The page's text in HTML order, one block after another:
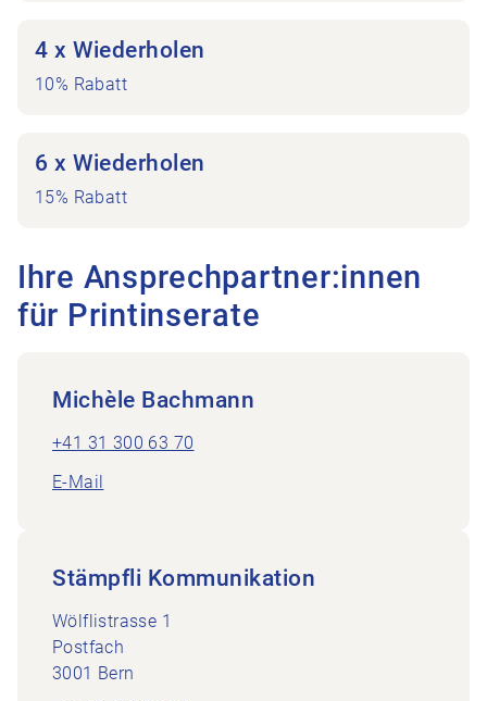
4 x Wiederholen
10% Rabatt
6 x Wiederholen
15% Rabatt
Ihre Ansprechpartner:innen
für Printinserate
Michèle Bachmann
+41 31 300 63 70
E-Mail
Stämpfli Kommunikation
Wölflistrasse 1
Postfach
3001 Bern